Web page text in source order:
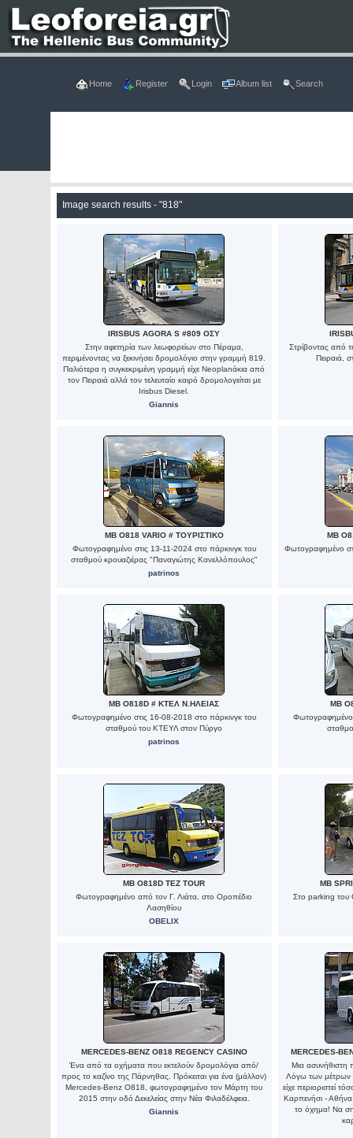
Home Register Login Album list Search
Image search results - "818"
IRISBUS AGORA S #809 ΟΣΥ
Στην αφετηρία των λεωφορείων στο Πέραμα,
περιμένοντας να ξεκινήσει δρομολόγιο στην γραμμή 819.
Παλιότερα η συγκεκριμένη γραμμή είχε Neoplanάκια από
τον Πειραιά αλλά τον τελευταίο καιρό δρομολογείται με
Irisbus Diesel.
Giannis
Στρίβοντας από
Πειραιά,
MB O818 VARIO # ΤΟΥΡΙΣΤΙΚΟ
Φωτογραφημένο στις 13-11-2024 στο πάρκινγκ του
σταθμού κρουαζιέρας "Παναγιώτης Κανελλόπουλος"
patrinos
MB
Φωτογραφημένο
MB O818D # ΚΤΕΛ Ν.ΗΛΕΙΑΣ
Φωτογραφημένο στις 16-08-2018 στο πάρκινγκ του
σταθμού του ΚΤΕΥΛ στον Πύργο
patrinos
MB
Φωτογραφημένο
MB O818D TEZ TOUR
Φωτογραφημένο από τον Γ. Λιάτα, στο Οροπέδιο
Λασηθίου
OBELIX
MB
Στο parking του
MERCEDES-BENZ O818 REGENCY CASINO
Ένα από τα οχήματα που εκτελούν δρομολόγια από/
προς το καζίνο της Πάρνηθας. Πρόκειται για ένα (μάλλον)
Mercedes-Benz Ο818, φωτογραφημένο τον Μάρτη του
2015 στην οδό Δεκελείας στην Νέα Φιλαδέλφεια.
Giannis
MERCEDES-
Μια ασυνήθιστη
Λόγω των μέτρων
είχε περιοριστεί
Καρπενήσι -
το όχημα! Να